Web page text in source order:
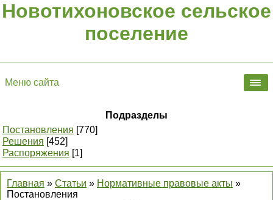
Новотихоновское сельское
поселение
Меню сайта
Подразделы
Постановления [770]
Решения [452]
Распоряжения [1]
Главная » Статьи » Нормативные правовые акты »
Постановления